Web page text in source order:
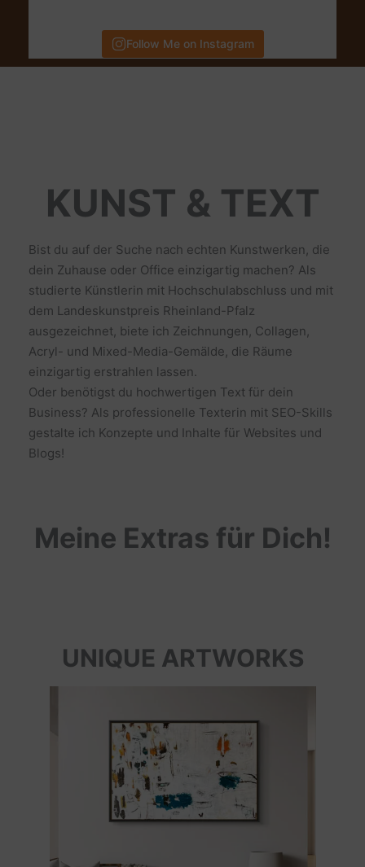
Follow Me on Instagram
KUNST & TEXT
Bist du auf der Suche nach echten Kunstwerken, die
dein Zuhause oder Office einzigartig machen? Als
studierte Künstlerin mit Hochschulabschluss und mit
dem Landeskunstpreis Rheinland-Pfalz
ausgezeichnet, biete ich Zeichnungen, Collagen,
Acryl- und Mixed-Media-Gemälde, die Räume
einzigartig erstrahlen lassen.
Oder benötigst du hochwertigen Text für dein
Business? Als professionelle Texterin mit SEO-Skills
gestalte ich Konzepte und Inhalte für Websites und
Blogs!
Meine Extras für Dich!
UNIQUE ARTWORKS